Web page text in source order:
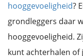
hooggevoeligheid?
grondleggers daar
hooggevoeligheid.
kunt achterhalen of